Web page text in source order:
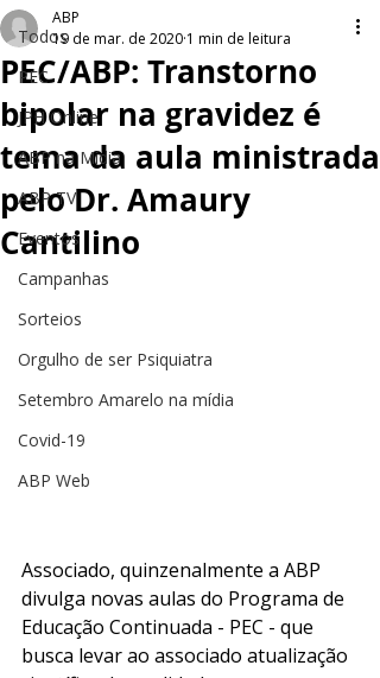
Todos
PEC
JPH Online
ABP na Mídia
ABP TV
Eventos
Campanhas
Sorteios
Orgulho de ser Psiquiatra
Setembro Amarelo na mídia
Covid-19
ABP Web
PEC/ABP: Transtorno
bipolar na gravidez é
tema da aula ministrada
pelo Dr. Amaury
Cantilino
ABP
19 de mar. de 2020 1 min de leitura
Associado, quinzenalmente a ABP
divulga novas aulas do Programa de
Educação Continuada - PEC - que
busca levar ao associado atualização